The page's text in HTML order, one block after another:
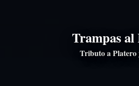
Trampas al
Tributo a Platero